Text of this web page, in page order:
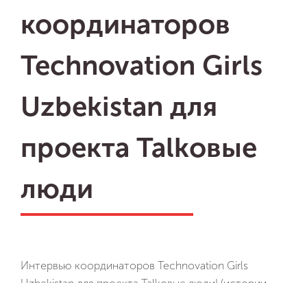
координаторов
Technovation Girls
Uzbekistan для
проекта Talkовые
люди
Интервью координаторов Technovation Girls